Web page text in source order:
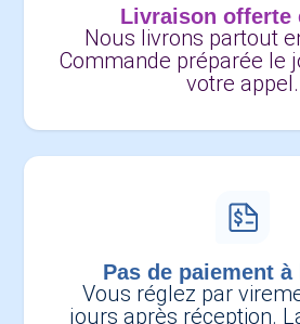
Livraison offerte
Nous livrons partout
Commande préparée le
votre appel.
Pas de paiement à
Vous réglez par
jours après réception.